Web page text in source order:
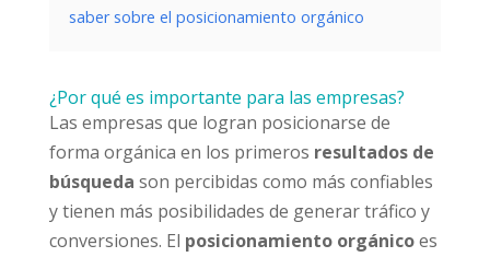
saber sobre el posicionamiento orgánico
¿Por qué es importante para las empresas?
Las empresas que logran posicionarse de
forma orgánica en los primeros resultados de
búsqueda son percibidas como más confiables
y tienen más posibilidades de generar tráfico y
conversiones. El posicionamiento orgánicoes